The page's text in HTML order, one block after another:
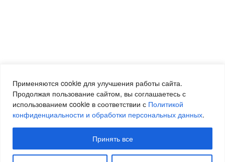
Применяются cookie для улучшения работы сайта.
Продолжая пользование сайтом, вы соглашаетесь с
использованием cookie в соответствии с Политикой
конфиденциальности и обработки персональных данных.
Принять все